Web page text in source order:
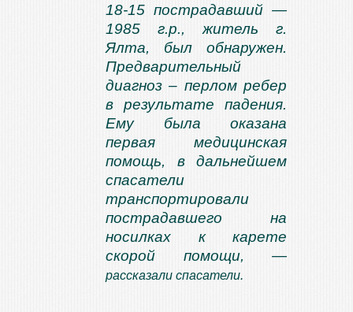
18-15 пострадавший —
1985 г.р., житель г.
Ялта, был обнаружен.
Предварительный
диагноз – перлом ребер
в результате падения.
Ему была оказана
первая медицинская
помощь, в дальнейшем
спасатели
транспортировали
пострадавшего на
носилках к карете
скорой помощи, —
рассказали спасатели.